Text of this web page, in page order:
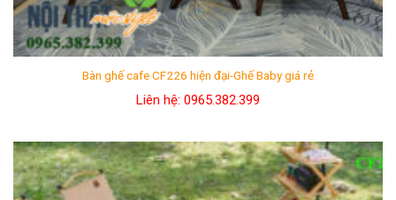
Bàn ghế gỗ cafe đẹp nhờ khối óc con người.
Mộc STyle sở hữu đội ngũ kiến trúc sư hùng hậu.Bao
gồm: những chuyên viên lâu năm giàu kinh nghiệm,
những kiến trúc sư trẻ nhiệt huyết, sáng tạo. Chúng tôi
tạo ra những mẫu bàn ghế gỗ cafe đa dạng trong kiểu
cao.
Bàn ghế cafe CF226 hiện đại-Ghế Baby giá rẻ
Liên hệ: 0965.382.399